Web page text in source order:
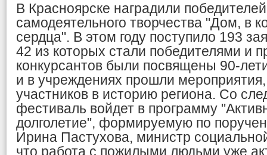
В Красноярске наградили
самодеятельного творчества "Дом, в
сердца". В этом году поступило 193
42 из которых стали победителями и
конкурсантов были посвящены 90-
и в учреждениях прошли
участников в историю региона. Со
фестиваль войдет в программу
долголетие", формируемую по
Ирина Пастухова, министр
что работа с пожилыми людьми уже